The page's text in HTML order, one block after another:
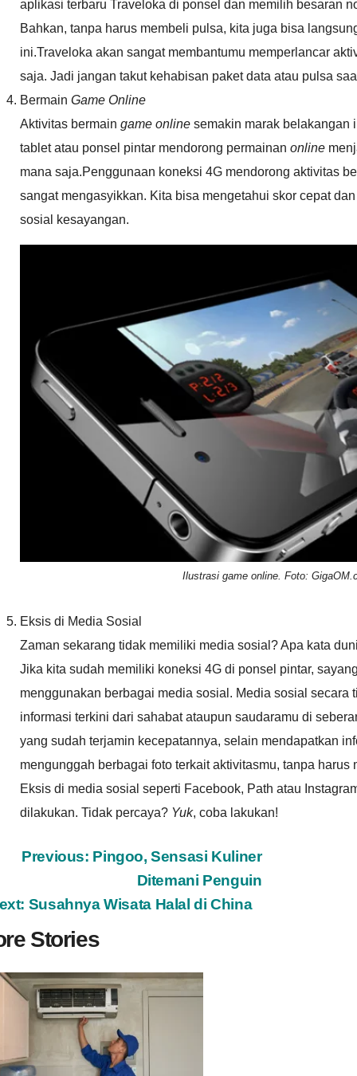
aplikasi terbaru Traveloka di ponsel dan memilih besaran
Bahkan, tanpa harus membeli pulsa, kita juga bisa
ini.Traveloka akan sangat membantumu memperlancar
saja. Jadi jangan takut kehabisan paket data atau pulsa
Bermain Game Online
Aktivitas bermain game online semakin marak belakangan
tablet atau ponsel pintar mendorong permainan online
mana saja.Penggunaan koneksi 4G mendorong aktivitas
sangat mengasyikkan. Kita bisa mengetahui skor cepat
sosial kesayangan.
Ilustrasi game online. Foto:
Eksis di Media Sosial
Zaman sekarang tidak memiliki media sosial? Apa kata
Jika kita sudah memiliki koneksi 4G di ponsel pintar,
menggunakan berbagai media sosial. Media sosial secara
informasi terkini dari sahabat ataupun saudaramu di
yang sudah terjamin kecepatannya, selain mendapatkan
mengunggah berbagai foto terkait aktivitasmu, tanpa harus
Eksis di media sosial seperti Facebook, Path atau
dilakukan. Tidak percaya? Yuk, coba lakukan!
Previous: Pingoo, Sensasi Kuliner
Ditemani Penguin
Susahnya Wisata Halal di China
Stories